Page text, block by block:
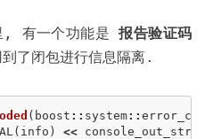
, 有一个功能是报告验证码
了闭包进行信息隔离.
( boost :: system::
( info ) << console_out_str